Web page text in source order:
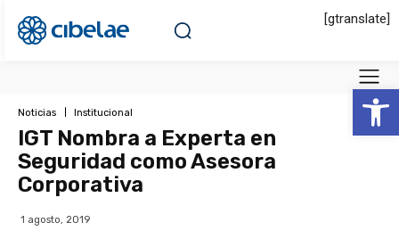
Abrir
[gtranslate]
Noticias Institucional
IGT Nombra a Experta en
Seguridad como Asesora
Corporativa
1 agosto, 2019